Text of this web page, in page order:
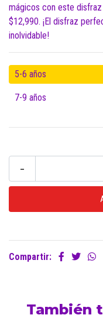
mágicos con este
$12,990. ¡El disfraz
inolvidable!
5-6 años
7-9 años
-
Compartir:
También